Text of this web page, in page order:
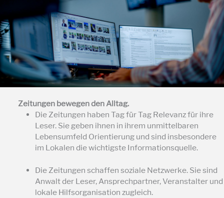
Zeitungen bewegen den Alltag.
Die Zeitungen haben Tag für Tag Relevanz für ihre
Leser. Sie geben ihnen in ihrem unmittelbaren
Lebensumfeld Orientierung und sind insbesondere
im Lokalen die wichtigste Informationsquelle.
Die Zeitungen schaffen soziale Netzwerke. Sie sind
Anwalt der Leser, Ansprechpartner, Veranstalter und
lokale Hilfsorganisation zugleich.